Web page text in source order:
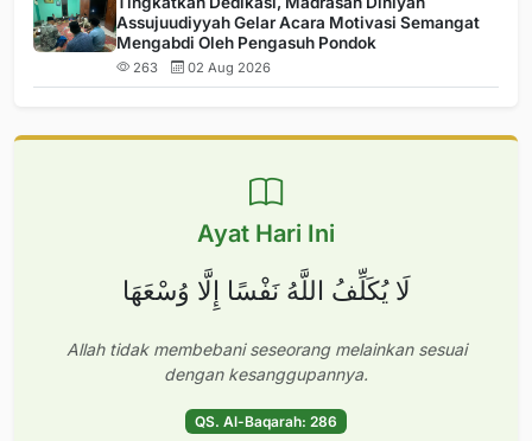
Assujuudiyyah Gelar Acara Motivasi Semangat
Mengabdi Oleh Pengasuh Pondok
263 02 Aug 2026
Ayat Hari Ini
لَا يُكَلِّفُ اللَّهُ نَفْسًا إِلَّا وُسْعَهَا
Allah tidak membebani seseorang melainkan sesuai
dengan kesanggupannya.
QS. Al-Baqarah: 286